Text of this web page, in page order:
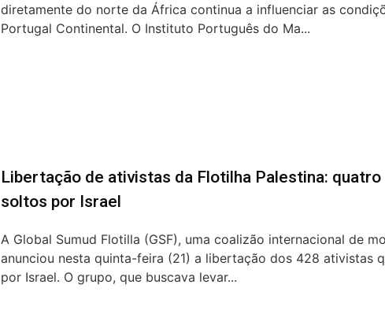
diretamente do norte da África continua a influenciar as
Portugal Continental. O Instituto Português do Ma...
Libertação de ativistas da Flotilha Palestina:
soltos por Israel
A Global Sumud Flotilla (GSF), uma coalizão internacional de
anunciou nesta quinta-feira (21) a libertação dos 428 ativistas
por Israel. O grupo, que buscava levar...